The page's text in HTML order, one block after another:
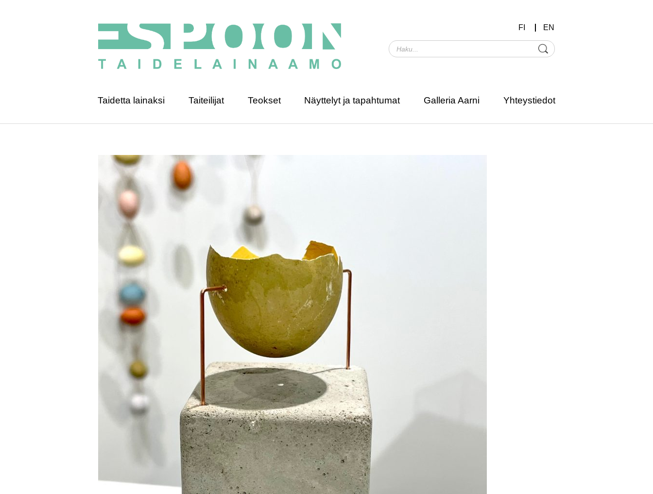
FI EN
Taidetta lainaksi Taiteilijat Teokset Näyttelyt ja tapahtumat Galleria Aarni Yhteystiedot